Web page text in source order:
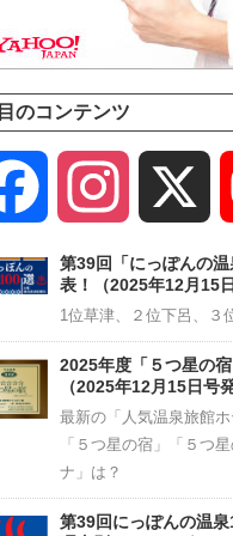
のコンテンツ
Facebook Instagram
第39回「にっぽんの
表！（2025年12月15
1位草津、２位下呂、３
2025年度「５つ星の宿
（2025年12月15日号
最新の「人気温泉旅館ホ
「５つ星の宿」「５つ
ナ」は？
第39回にっぽんの温